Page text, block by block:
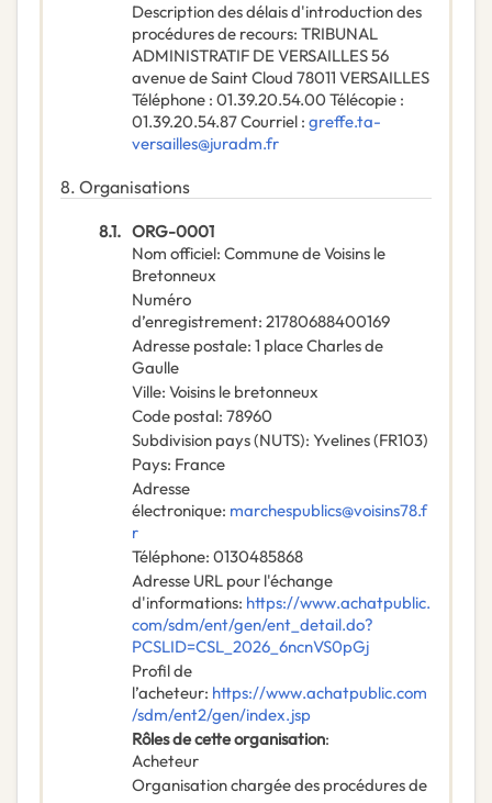
Description des délais d'introduction des
procédures de recours: TRIBUNAL
ADMINISTRATIF DE VERSAILLES 56
avenue de Saint Cloud 78011 VERSAILLES
Téléphone : 01.39.20.54.00 Télécopie :
01.39.20.54.87 Courriel : greffe.ta-
versailles@juradm.fr
8. Organisations
8.1. ORG-0001
Nom officiel: Commune de Voisins le
Bretonneux
Numéro
d’enregistrement: 21780688400169
Adresse postale: 1 place Charles de
Gaulle
Ville: Voisins le bretonneux
Code postal: 78960
Subdivision pays (NUTS): Yvelines(FR103)
Pays: France
Adresse
électronique: marchespublics@voisins78.f
r
Téléphone: 0130485868
Adresse URL pour l'échange
d'informations: https://www.achatpublic.
com/sdm/ent/gen/ent_detail.do?
PCSLID=CSL_2026_6ncnVS0pGj
Profil de
l’acheteur: https://www.achatpublic.com
/sdm/ent2/gen/index.jsp
Rôles de cette organisation:
Acheteur
Organisation chargée des procédures de